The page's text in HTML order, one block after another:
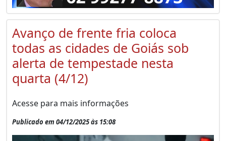
Avanço de frente fria coloca
todas as cidades de Goiás sob
alerta de tempestade nesta
quarta (4/12)
Acesse para mais informações
Publicado em 04/12/2025 às 15:08